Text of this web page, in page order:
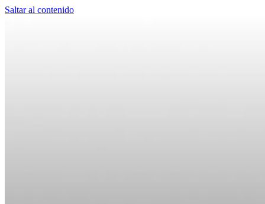
Saltar al contenido